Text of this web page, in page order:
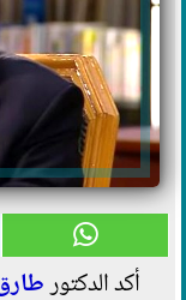
أكد الدكتور